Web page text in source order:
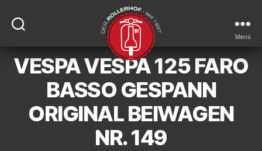
DER-
ROLLERHOF
Menü
VESPA VESPA 125 FARO
BASSO GESPANN
ORIGINAL BEIWAGEN
NR. 149